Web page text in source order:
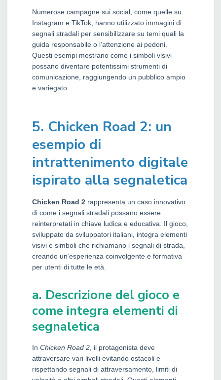
Numerose campagne sui social, come quelle su
Instagram e TikTok, hanno utilizzato immagini di
segnali stradali per sensibilizzare su temi quali la
guida responsabile o l’attenzione ai pedoni.
Questi esempi mostrano come i simboli visivi
possano diventare potentissimi strumenti di
comunicazione, raggiungendo un pubblico ampio
e variegato.
5. Chicken Road 2: un
esempio di
intrattenimento digitale
ispirato alla segnaletica
Chicken Road 2 rappresenta un caso innovativo
di come i segnali stradali possano essere
reinterpretati in chiave ludica e educativa. Il gioco,
sviluppato da sviluppatori italiani, integra elementi
visivi e simboli che richiamano i segnali di strada,
creando un’esperienza coinvolgente e formativa
per utenti di tutte le età.
a. Descrizione del gioco e
come integra elementi di
segnaletica
In Chicken Road 2 , il protagonista deve
attraversare vari livelli evitando ostacoli e
rispettando segnali di attraversamento, limiti di